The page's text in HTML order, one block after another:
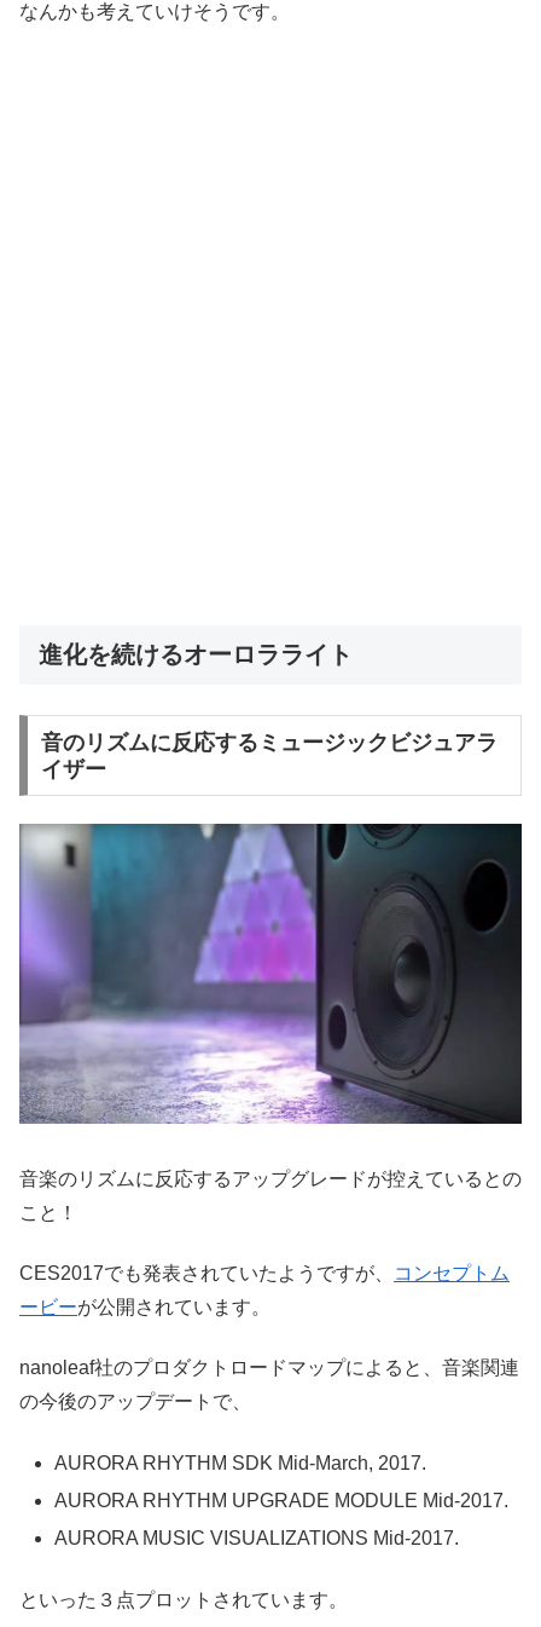
なんかも考えていけそうです。
進化を続けるオーロラライト
音のリズムに反応するミュージックビジュアラ
イザー
音楽のリズムに反応するアップグレードが控えているとの
こと！
CES2017でも発表されていたようですが、
コンセプトム
ービーが公開されています。
nanoleaf社のプロダクトロードマップによると、音楽関連
の今後のアップデートで、
AURORA RHYTHM SDK Mid-March, 2017.
AURORA RHYTHM UPGRADE MODULE Mid-2017.
AURORA MUSIC VISUALIZATIONS Mid-2017.
といった３点プロットされています。